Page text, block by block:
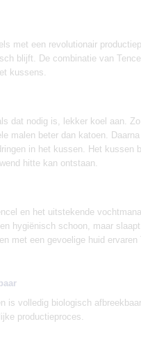
met een revolutionair
blijft. De combinatie van
kussens.
dat nodig is, lekker koel aan.
malen beter dan katoen.
in het kussen. Het
hitte kan ontstaan.
en het uitstekende
hygiënisch schoon, maar
met een gevoelige huid
is volledig biologisch
productieproces.